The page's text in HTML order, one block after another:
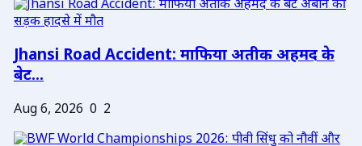
Jhansi Road Accident: माफिया अतीक अहमद के
बेट...
Aug 6, 2026 0 2